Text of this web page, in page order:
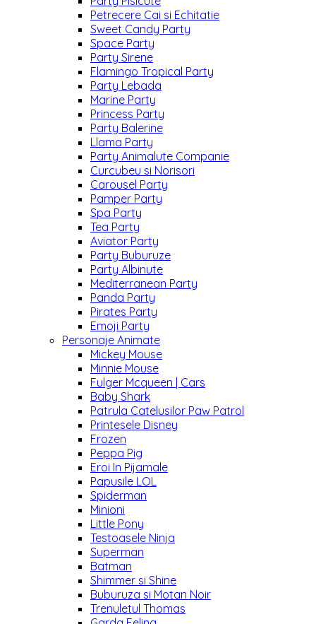
Petrecere Cai si Echitatie
Sweet Candy Party
Space Party
Party Sirene
Flamingo Tropical Party
Party Lebada
Marine Party
Princess Party
Party Balerine
Llama Party
Party Animalute Companie
Curcubeu si Norisori
Carousel Party
Pamper Party
Spa Party
Tea Party
Aviator Party
Party Buburuze
Party Albinute
Mediterranean Party
Panda Party
Pirates Party
Emoji Party
Personaje Animate
Mickey Mouse
Minnie Mouse
Fulger Mcqueen | Cars
Baby Shark
Patrula Catelusilor Paw Patrol
Printesele Disney
Frozen
Peppa Pig
Eroi In Pijamale
Papusile LOL
Spiderman
Minioni
Little Pony
Testoasele Ninja
Superman
Batman
Shimmer si Shine
Buburuza si Motan Noir
Trenuletul Thomas